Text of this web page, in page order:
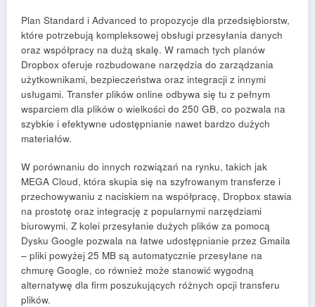
Plan Standard i Advanced to propozycje dla przedsiębiorstw,
które potrzebują kompleksowej obsługi przesyłania danych
oraz współpracy na dużą skalę. W ramach tych planów
Dropbox oferuje rozbudowane narzędzia do zarządzania
użytkownikami, bezpieczeństwa oraz integracji z innymi
usługami. Transfer plików online odbywa się tu z pełnym
wsparciem dla plików o wielkości do 250 GB, co pozwala na
szybkie i efektywne udostępnianie nawet bardzo dużych
materiałów.
W porównaniu do innych rozwiązań na rynku, takich jak
MEGA Cloud, która skupia się na szyfrowanym transferze i
przechowywaniu z naciskiem na współpracę, Dropbox stawia
na prostotę oraz integrację z popularnymi narzędziami
biurowymi. Z kolei przesyłanie dużych plików za pomocą
Dysku Google pozwala na łatwe udostępnianie przez Gmaila
– pliki powyżej 25 MB są automatycznie przesyłane na
chmurę Google, co również może stanowić wygodną
alternatywę dla firm poszukujących różnych opcji transferu
plików.